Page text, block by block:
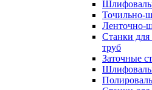
Точильно-
Ленточно-
Станки
труб
Заточные